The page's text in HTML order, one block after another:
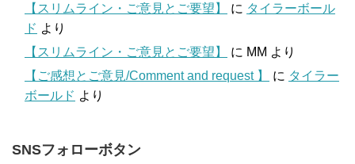
【スリムライン・ご意見とご要望】
に タイラーボール
ド より
【スリムライン・ご意見とご要望】
に MM より
【ご感想とご意見/Comment and request 】
に タイラー
ボールド より
SNSフォローボタン